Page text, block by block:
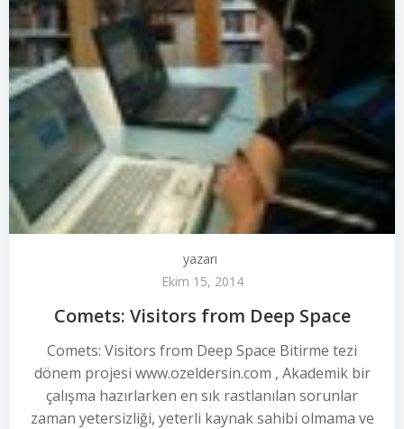
yazarı
Ekim 15, 2014
Comets: Visitors from Deep Space
Comets: Visitors from Deep Space Bitirme tezi
dönem projesi www.ozeldersin.com , Akademik bir
çalışma hazırlarken en sık rastlanılan sorunlar
zaman yetersizliği, yeterli kaynak sahibi olmama ve